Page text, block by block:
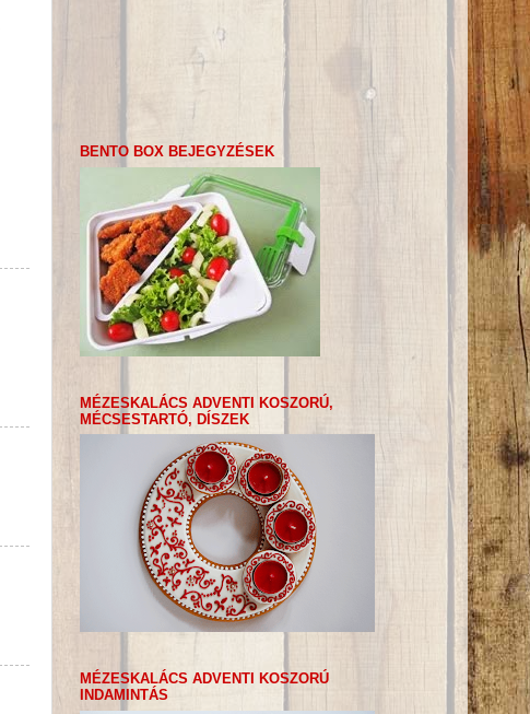
BENTO BOX BEJEGYZÉSEK
MÉZESKALÁCS ADVENTI KOSZORÚ,
MÉCSESTARTÓ, DÍSZEK
MÉZESKALÁCS ADVENTI KOSZORÚ
INDAMINTÁS